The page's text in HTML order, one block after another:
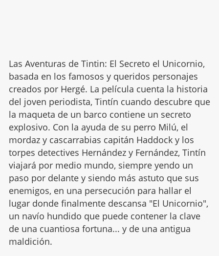
Las Aventuras de Tintin: El Secreto el Unicornio,
basada en los famosos y queridos personajes
creados por Hergé. La película cuenta la historia
del joven periodista, Tintín cuando descubre que
la maqueta de un barco contiene un secreto
explosivo. Con la ayuda de su perro Milú, el
mordaz y cascarrabias capitán Haddock y los
torpes detectives Hernández y Fernández, Tintín
viajará por medio mundo, siempre yendo un
paso por delante y siendo más astuto que sus
enemigos, en una persecución para hallar el
lugar donde finalmente descansa "El Unicornio",
un navío hundido que puede contener la clave
de una cuantiosa fortuna... y de una antigua
maldición.